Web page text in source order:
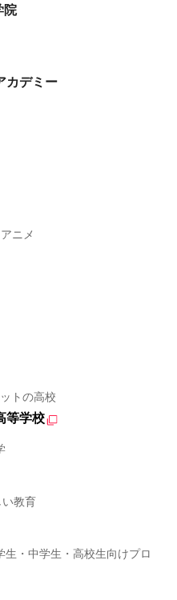
院
カデミー
ニメ
トの高校
等学校
教育
・中学生・高校生向けプロ